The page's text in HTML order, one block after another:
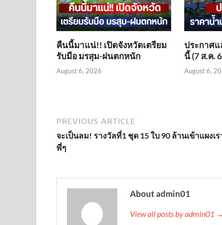
คืนนี้มาแน่!! เปิดจังหวัดเตรียม
รับมือ มรสุม-ฝนตกหนัก
August 6, 2026
ประกาศ
นี้ (7 ส.ค.
August 6,
PREVIOUS ARTICLE
จะเป็นลม! รางวัลที่1 ชุด 15 ใบ 90 ล้านเข้าแผงเร
พี่ๆ
About admin01
View all posts by admin01 →